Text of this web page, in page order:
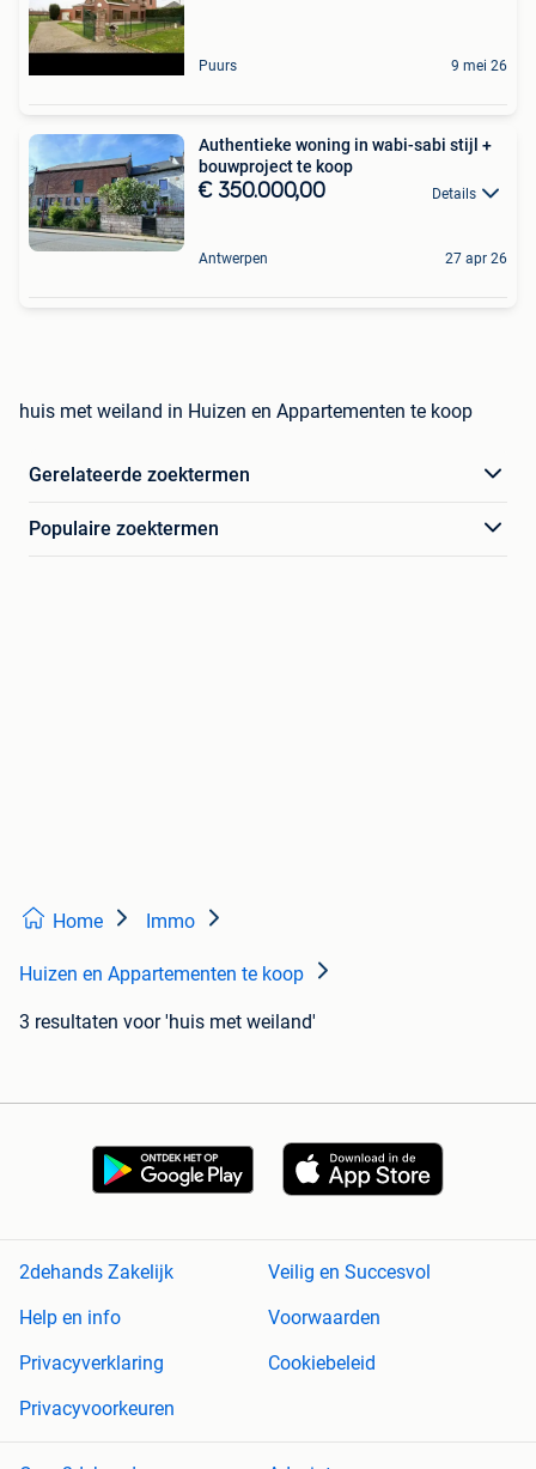
Puurs 9 mei 26
Authentieke woning in wabi-sabi stijl +
bouwproject te koop
€ 350.000,00 Details
Antwerpen 27 apr 26
huis met weiland in Huizen en Appartementen te koop
Gerelateerde zoektermen
Populaire zoektermen
Home Immo
Huizen en Appartementen te koop
3 resultaten voor 'huis met weiland'
2dehands Zakelijk
Veilig en Succesvol
Help en info
Voorwaarden
Privacyverklaring
Cookiebeleid
Privacyvoorkeuren